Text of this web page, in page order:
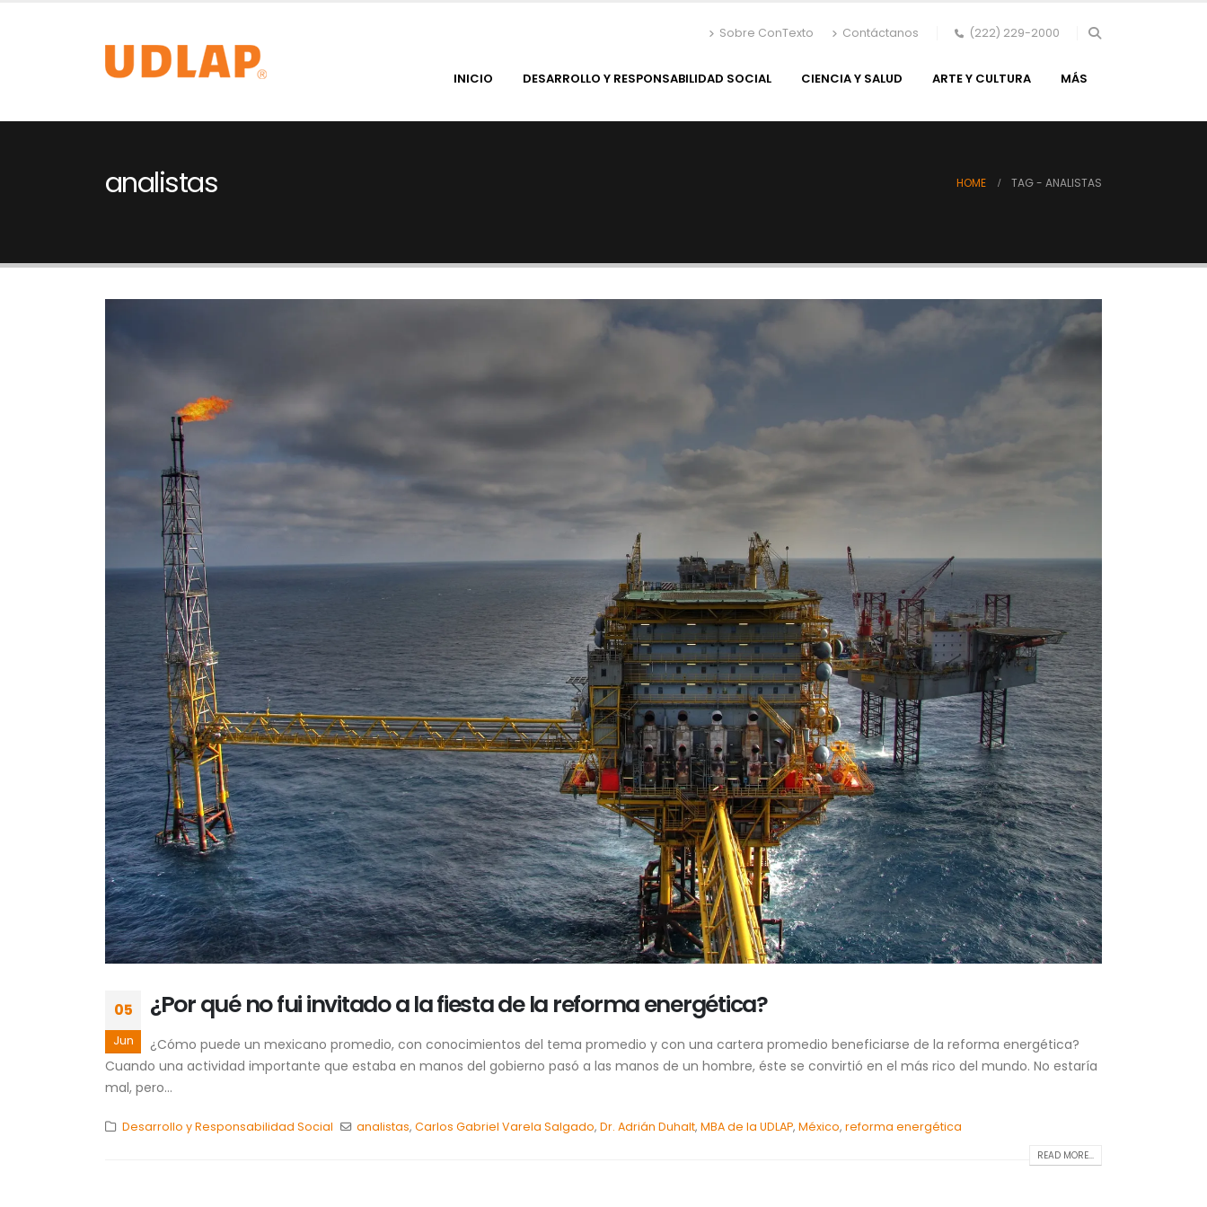
Sobre ConTexto Contáctanos (222) 229-2000
INICIO DESARROLLO Y RESPONSABILIDAD SOCIAL CIENCIA Y SALUD ARTE Y CULTURA MÁS
analistas HOME TAG - ANALISTAS
05
Jun
¿Por qué no fui invitado a la fiesta de la reforma energética?
¿Cómo puede un mexicano promedio, con conocimientos del tema promedio y con una cartera promedio beneficiarse de la reforma energética?
Cuando una actividad importante que estaba en manos del gobierno pasó a las manos de un hombre, éste se convirtió en el más rico del mundo. No estaría
mal, pero...
Desarrollo y Responsabilidad Social analistas,Carlos Gabriel Varela Salgado,Dr. Adrián Duhalt,MBA de la UDLAP,México,reforma energética
READ MORE...